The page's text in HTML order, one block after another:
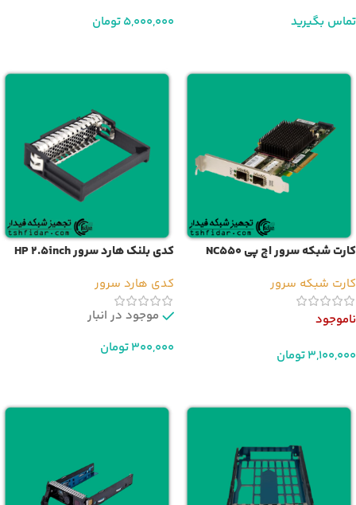
تماس بگیرید
5,000,000تومان
کارت شبکه سرور اچ پی NC550
کارت شبکه سرور
ناموجود
3,100,000تومان
کدی بلنک هارد سرور HP 2.5inch
کدی هارد سرور
موجود در انبار
300,000تومان